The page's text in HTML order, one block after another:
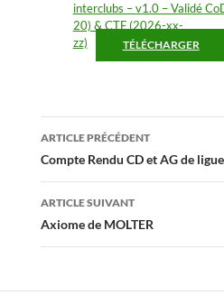
interclubs – v1.0 – Validé
20) & CTF (2026-xx-
zz)
TÉLÉCHARGER
Navigation
des
articles
ARTICLE PRÉCÉDENT
Compte Rendu CD et AG de
ARTICLE SUIVANT
Axiome de MOLTER